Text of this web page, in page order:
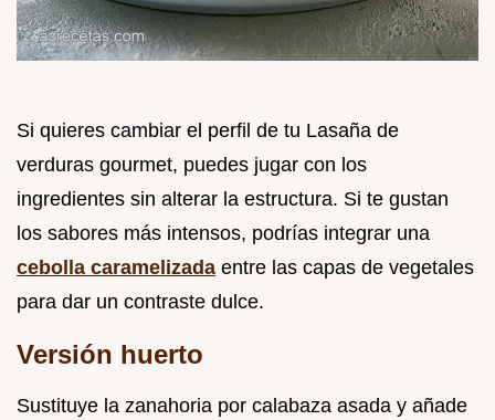
Si quieres cambiar el perfil de tu Lasaña de
verduras gourmet, puedes jugar con los
ingredientes sin alterar la estructura. Si te gustan
los sabores más intensos, podrías integrar una
cebolla caramelizada entre las capas de vegetales
para dar un contraste dulce.
Versión huerto
Sustituye la zanahoria por calabaza asada y añade